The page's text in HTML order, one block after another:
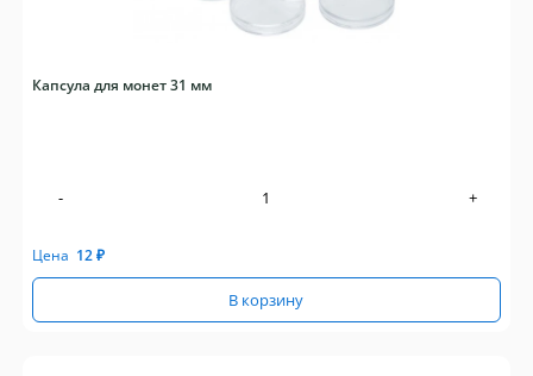
Капсула для монет 31 мм
- +
Цена 12₽
В корзину